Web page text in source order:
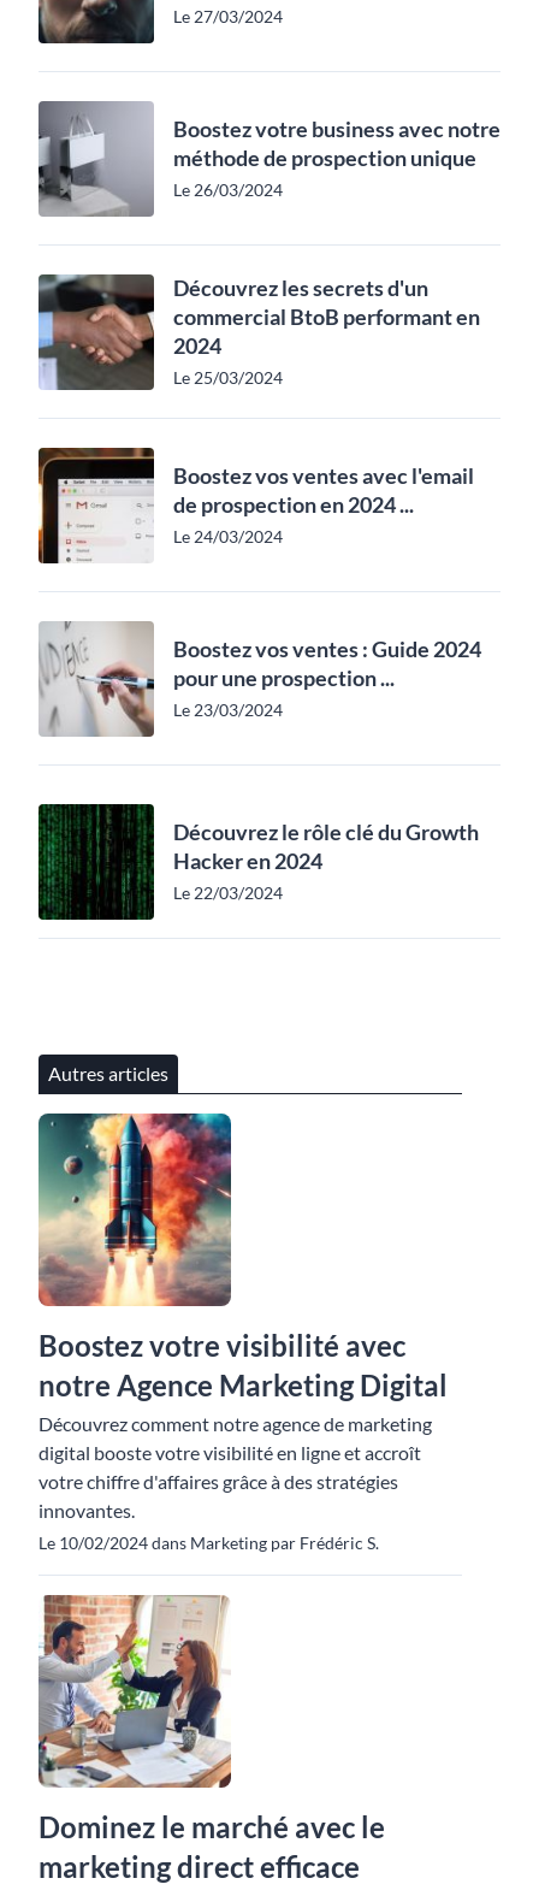
Le 27/03/2024
Boostez votre business avec notre
méthode de prospection unique
Le 26/03/2024
Découvrez les secrets d'un
commercial BtoB performant en
2024
Le 25/03/2024
Boostez vos ventes avec l'email
de prospection en 2024 ...
Le 24/03/2024
Boostez vos ventes : Guide 2024
pour une prospection ...
Le 23/03/2024
Découvrez le rôle clé du Growth
Hacker en 2024
Le 22/03/2024
Autres articles
Boostez votre visibilité avec
notre Agence Marketing Digital
Découvrez comment notre agence de marketing
digital booste votre visibilité en ligne et accroît
votre chiffre d'affaires grâce à des stratégies
innovantes.
Le 10/02/2024 dans Marketing par Frédéric S.
Dominez le marché avec le
marketing direct efficace